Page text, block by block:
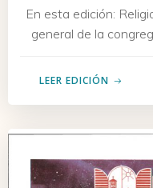
En esta edición:
general de la
LEER EDICIÓN